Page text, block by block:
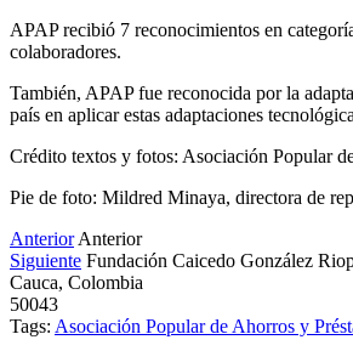
APAP recibió 7 reconocimientos en
colaboradores.
También, APAP fue reconocida por la
país en aplicar estas adaptaciones
Crédito textos y fotos: Asociación Popular
Pie de foto: Mildred Minaya, directora de
Anterior Anterior
Siguiente Fundación Caicedo González
Cauca, Colombia
50043
Tags: Asociación Popular de Ahorros y